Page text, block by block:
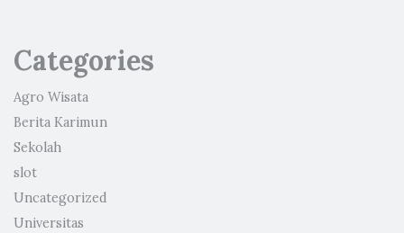
Categories
Agro Wisata
Berita Karimun
Sekolah
slot
Uncategorized
Universitas